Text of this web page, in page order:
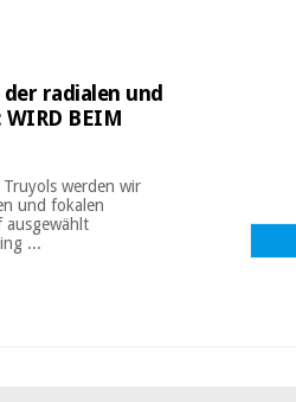
der radialen und
BEIM
werden wir
und fokalen
ausgewählt
...